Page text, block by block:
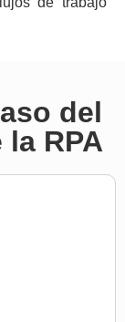
del
RPA